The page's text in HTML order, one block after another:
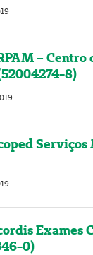
– Centro
8)
Serviços
Exames
0)